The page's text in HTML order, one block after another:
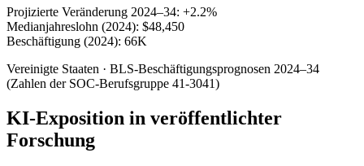
Projizierte Veränderung 2024–34: +2.2%
Medianjahreslohn (2024): $48,450
Beschäftigung (2024): 66K
Vereinigte Staaten · BLS-Beschäftigungsprognosen 2024–34
(Zahlen der SOC-Berufsgruppe 41-3041)
KI-Exposition in veröffentlichter
Forschung